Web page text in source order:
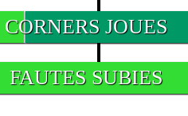
CORNERS JOUES
FAUTES SUBIES